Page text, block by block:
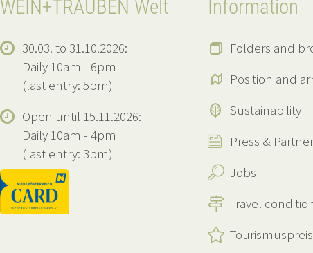
WEIN+TRAUBEN Welt
30.03. to 31.10.2026:
Daily 10am - 6pm
(last entry: 5pm)
Open until 15.11.2026:
Daily 10am - 4pm
(last entry: 3pm)
Information
Folders and
Position and
Sustainability
Press &
Jobs
Travel
Tourismuspreis